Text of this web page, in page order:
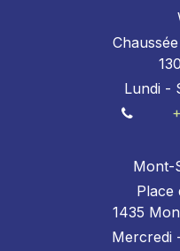
Lundi -
Mont-
Place
1435
Mercredi